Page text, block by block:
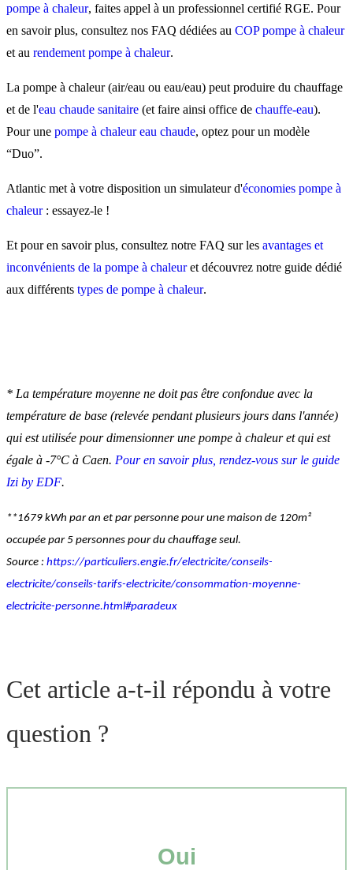
pompe à chaleur, faites appel à un professionnel certifié RGE. Pour
en savoir plus, consultez nos FAQ dédiées au COP pompe à chaleur
et au rendement pompe à chaleur.
La pompe à chaleur (air/eau ou eau/eau) peut produire du chauffage
et de l'eau chaude sanitaire (et faire ainsi office de chauffe-eau).
Pour une pompe à chaleur eau chaude, optez pour un modèle
“Duo”.
Atlantic met à votre disposition un simulateur d'économies pompe à
chaleur: essayez-le !
Et pour en savoir plus, consultez notre FAQ sur les avantages et
inconvénients de la pompe à chaleuret découvrez notre guide dédié
aux différents types de pompe à chaleur.
* La température moyenne ne doit pas être confondue avec la
température de base (relevée pendant plusieurs jours dans l'année)
qui est utilisée pour dimensionner une pompe à chaleur et qui est
égale à -7°C à Caen. Pour en savoir plus, rendez-vous sur le guide
Izi by EDF.
**1679 kWh par an et par personne pour une maison de 120m²
occupée par 5 personnes pour du chauffage seul.
Source : https://particuliers.engie.fr/electricite/conseils-
electricite/conseils-tarifs-electricite/consommation-moyenne-
electricite-personne.html#paradeux
Cet article a-t-il répondu à votre
question ?
Oui